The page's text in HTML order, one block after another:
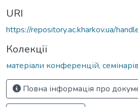
URI
https://repository.ac.kharkov.ua/
Колекції
матеріали конференцій,
Повна інформація про